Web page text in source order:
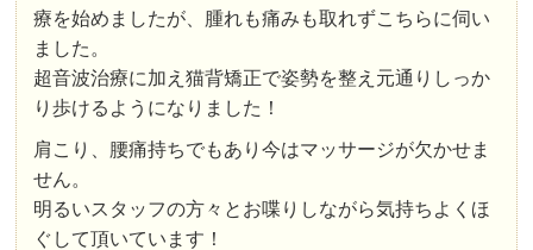
療を始めましたが、腫れも痛みも取れずこちらに伺い
ました。
超音波治療に加え猫背矯正で姿勢を整え元通りしっか
り歩けるようになりました！
肩こり、腰痛持ちでもあり今はマッサージが欠かせま
せん。
明るいスタッフの方々とお喋りしながら気持ちよくほ
ぐして頂いています！